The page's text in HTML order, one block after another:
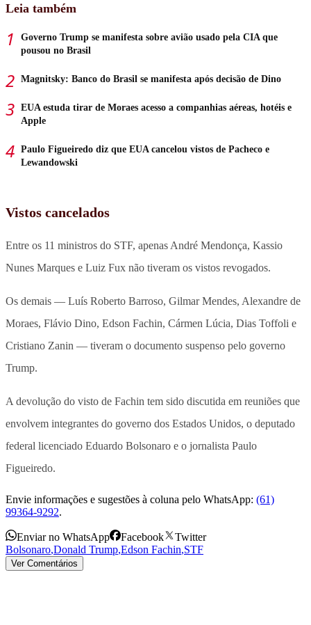
Leia também
Governo Trump se manifesta sobre avião usado pela CIA que
pousou no Brasil
Magnitsky: Banco do Brasil se manifesta após decisão de Dino
EUA estuda tirar de Moraes acesso a companhias aéreas, hotéis e
Apple
Paulo Figueiredo diz que EUA cancelou vistos de Pacheco e
Lewandowski
Vistos cancelados
Entre os 11 ministros do STF, apenas André Mendonça, Kassio
Nunes Marques e Luiz Fux não tiveram os vistos revogados.
Os demais — Luís Roberto Barroso, Gilmar Mendes, Alexandre de
Moraes, Flávio Dino, Edson Fachin, Cármen Lúcia, Dias Toffoli e
Cristiano Zanin — tiveram o documento suspenso pelo governo
Trump.
A devolução do visto de Fachin tem sido discutida em reuniões que
envolvem integrantes do governo dos Estados Unidos, o deputado
federal licenciado Eduardo Bolsonaro e o jornalista Paulo
Figueiredo.
Envie informações e sugestões à coluna pelo WhatsApp: (61)
99364-9292.
Enviar no WhatsApp Facebook
Twitter
Bolsonaro,Donald Trump,Edson Fachin,STF
Ver Comentários